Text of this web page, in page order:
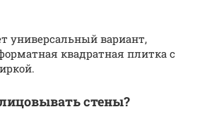
универсальный вариант,
квадратная плитка с
стены?